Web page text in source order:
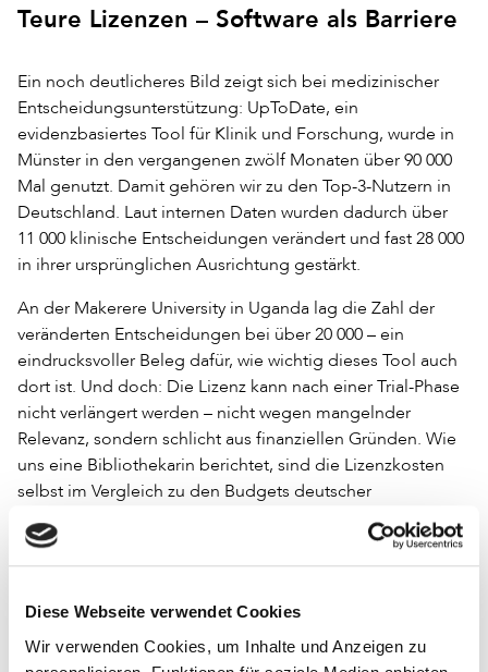
Diese Webseite verwendet Cookies
Wir verwenden Cookies, um Inhalte und Anzeigen zu
Teure Lizenzen – Software als Barriere
Ein noch deutlicheres Bild zeigt sich bei medizinischer
Entscheidungsunterstützung: UpToDate, ein
evidenzbasiertes Tool für Klinik und Forschung, wurde in
Münster in den vergangenen zwölf Monaten über 90 000
Mal genutzt. Damit gehören wir zu den Top-3-Nutzern in
Deutschland. Laut internen Daten wurden dadurch über
11 000 klinische Entscheidungen verändert und fast 28 000
in ihrer ursprünglichen Ausrichtung gestärkt.
An der Makerere University in Uganda lag die Zahl der
veränderten Entscheidungen bei über 20 000 – ein
eindrucksvoller Beleg dafür, wie wichtig dieses Tool auch
dort ist. Und doch: Die Lizenz kann nach einer Trial-Phase
nicht verlängert werden – nicht wegen mangelnder
Relevanz, sondern schlicht aus finanziellen Gründen. Wie
uns eine Bibliothekarin berichtet, sind die Lizenzkosten
selbst im Vergleich zu den Budgets deutscher
Universitätskliniken minimal und trotzdem prozentuell viel
zu hoch.
Alltag bedeuten. Während Anbieter mit Lizenzeinnahmen
aus Nordamerika und Europa den Großteil ihres Umsatzes
erzielen, bestehen sie zugleich auf eine Preispolitik, die